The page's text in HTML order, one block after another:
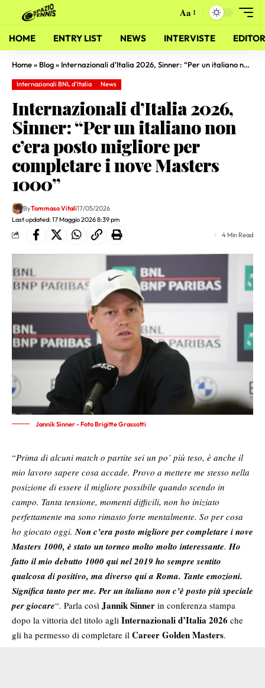
Aa
HOME ENTRY LIST NEWS INTERVISTE
Home» Blog» Internazionali d’Italia 2026, Sinner: “Per un italiano non c’era posto migliore per completare i nove Masters 1000”
Internazionali BNL d'Italia News
Internazionali d’Italia 2026,
Sinner: “Per un italiano non
c’era posto migliore per
completare i nove Masters
1000”
Last updated: 17 Maggio 2026 8:39 pm
ByTommaso Vitali17/05/2026
4 Min Read
Jannik Sinner - Foto Brigitte Grassotti
“Prima di alcuni match o partite sei un po’ più teso, è anche il
mio lavoro sapere cosa accade. Provo a mettere me stesso nella
posizione di essere il migliore possibile quando scendo in
campo. Tanta tensione, momenti difficili, non ho iniziato
perfettamente ma sono rimasto forte mentalmente. So per cosa
ho giocato oggi. Non c’era posto migliore per completare i nove
Masters 1000, è stato un torneo molto molto interessante. Ho
fatto il mio debutto 1000 qui nel 2019 ho sempre sentito
qualcosa di positivo, ma diverso qui a Roma. Tante emozioni.
Significa tanto per me. Per un italiano non c’è posto più speciale
per giocare“. Parla così Jannik Sinner in conferenza stampa
dopo la vittoria del titolo agli Internazionali d’Italia 2026 che
gli ha permesso di completare il Career Golden Masters.